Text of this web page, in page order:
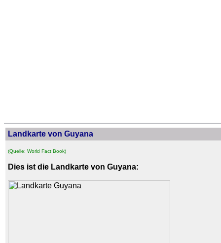
Landkarte von Guyana
(Quelle: World Fact Book)
Dies ist die Landkarte von Guyana: